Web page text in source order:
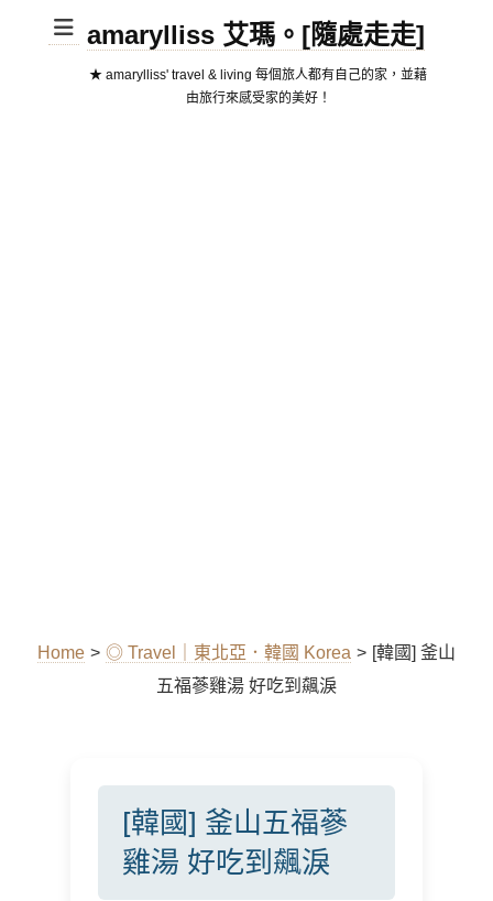
amarylliss 艾瑪。[隨處走走]
★ amarylliss' travel & living 每個旅人都有自己的家，並藉
由旅行來感受家的美好！
Home > ◎ Travel｜東北亞．韓國 Korea > [韓國] 釜山
五福蔘雞湯 好吃到飆淚
[韓國] 釜山五福蔘
雞湯 好吃到飆淚